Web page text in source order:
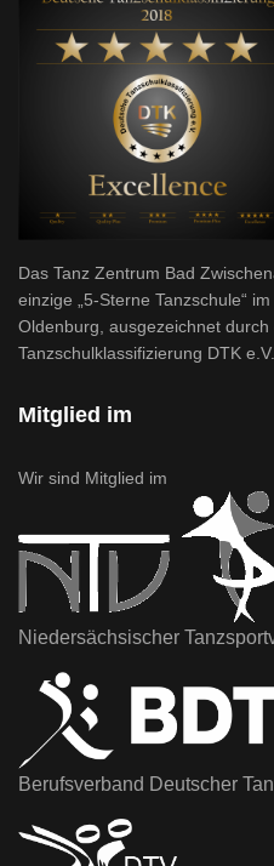
Das Tanz Zentrum Bad
einzige „5-Sterne Tanzschule“
Oldenburg, ausgezeichnet durch
Tanzschulklassifizierung DTK
Mitglied im
Wir sind Mitglied im
Niedersächsischer
Berufsverband Deutscher